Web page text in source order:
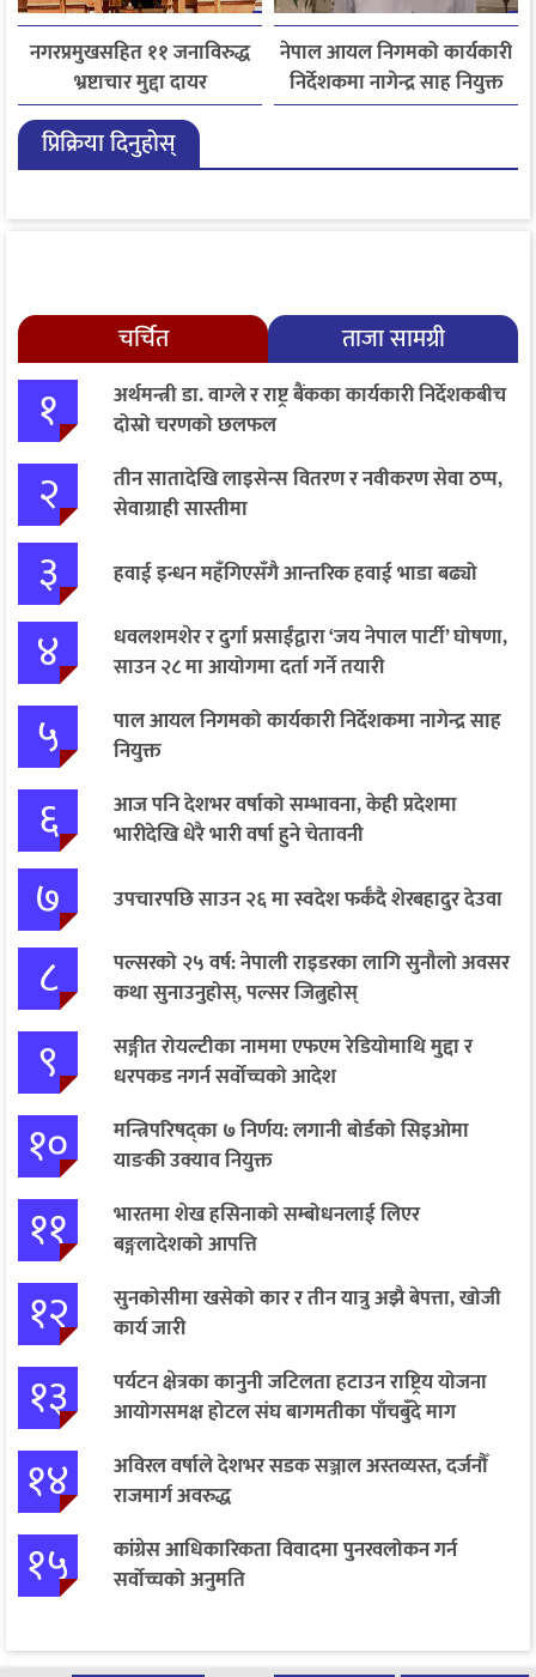
नगरप्रमुखसहित ११ जनाविरुद्ध
भ्रष्टाचार मुद्दा दायर
नेपाल आयल निगमको कार्यकारी
निर्देशकमा नागेन्द्र साह नियुक्त
प्रिक्रिया दिनुहोस्
चर्चित ताजा सामग्री
१
अर्थमन्त्री डा. वाग्ले र राष्ट्र बैंकका कार्यकारी निर्देशकबीच
दोस्रो चरणको छलफल
२
तीन सातादेखि लाइसेन्स वितरण र नवीकरण सेवा ठप्प,
सेवाग्राही सास्तीमा
३ हवाई इन्धन महँगिएसँगै आन्तरिक हवाई भाडा बढ्यो
४
धवलशमशेर र दुर्गा प्रसाईंद्वारा ‘जय नेपाल पार्टी’ घोषणा,
साउन २८ मा आयोगमा दर्ता गर्ने तयारी
५
पाल आयल निगमको कार्यकारी निर्देशकमा नागेन्द्र साह
नियुक्त
६
आज पनि देशभर वर्षाको सम्भावना, केही प्रदेशमा
भारीदेखि धेरै भारी वर्षा हुने चेतावनी
७ उपचारपछि साउन २६ मा स्वदेश फर्कँदै शेरबहादुर देउवा
८
पल्सरको २५ वर्ष: नेपाली राइडरका लागि सुनौलो अवसर
कथा सुनाउनुहोस्, पल्सर जित्नुहोस्
९
सङ्गीत रोयल्टीका नाममा एफएम रेडियोमाथि मुद्दा र
धरपकड नगर्न सर्वोच्चको आदेश
१०
मन्त्रिपरिषद्का ७ निर्णय: लगानी बोर्डको सिइओमा
याङकी उक्याव नियुक्त
११
भारतमा शेख हसिनाको सम्बोधनलाई लिएर
बङ्गलादेशको आपत्ति
१२
सुनकोसीमा खसेको कार र तीन यात्रु अझै बेपत्ता, खोजी
कार्य जारी
१३
पर्यटन क्षेत्रका कानुनी जटिलता हटाउन राष्ट्रिय योजना
आयोगसमक्ष होटल संघ बागमतीका पाँचबुँदे माग
१४
अविरल वर्षाले देशभर सडक सञ्जाल अस्तव्यस्त, दर्जनौँ
राजमार्ग अवरुद्ध
१५
कांग्रेस आधिकारिकता विवादमा पुनरवलोकन गर्न
सर्वोच्चको अनुमति